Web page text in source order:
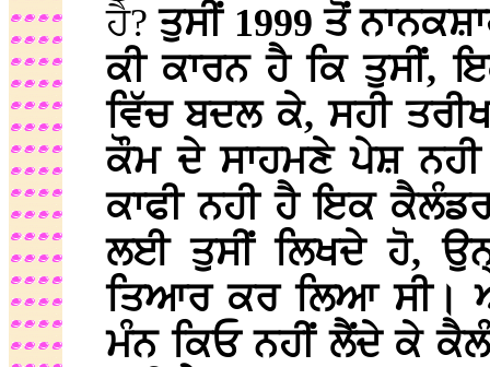
ਹੈ?ਤੁਸੀਂ 1999 ਤੋਂ
ਕੀ ਕਾਰਨ ਹੈ ਕਿ ਤੁਸੀਂ,
ਵਿੱਚ ਬਦਲ ਕੇ, ਸਹੀ
ਕੌਮ ਦੇ ਸਾਹਮਣੇ ਪੇਸ਼ ਨਹੀ
ਕਾਫੀ ਨਹੀ ਹੈ ਇਕ
ਲਈ ਤੁਸੀਂ ਲਿਖਦੇ ਹੋ,
ਤਿਆਰ ਕਰ ਲਿਆ ਸੀ।
ਮੰਨ ਕਿਓ ਨਹੀਂ ਲੈਂਦੇ ਕੇ